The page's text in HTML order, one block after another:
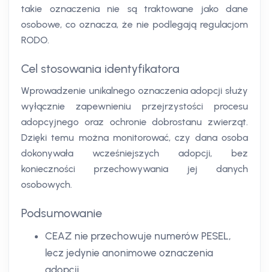
takie oznaczenia nie są traktowane jako dane
osobowe, co oznacza, że nie podlegają regulacjom
RODO.
Cel stosowania identyfikatora
Wprowadzenie unikalnego oznaczenia adopcji służy
wyłącznie zapewnieniu przejrzystości procesu
adopcyjnego oraz ochronie dobrostanu zwierząt.
Dzięki temu można monitorować, czy dana osoba
dokonywała wcześniejszych adopcji, bez
konieczności przechowywania jej danych
osobowych.
Podsumowanie
CEAZ nie przechowuje numerów PESEL,
lecz jedynie anonimowe oznaczenia